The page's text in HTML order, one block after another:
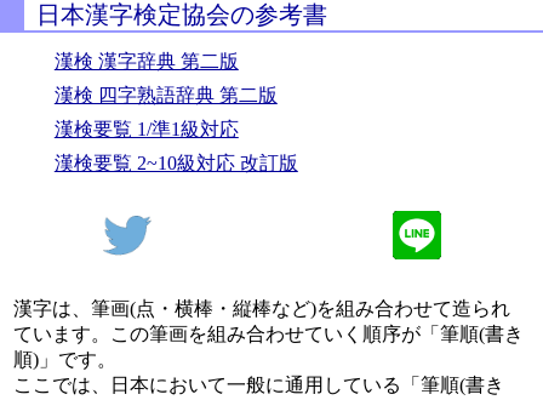
日本漢字検定協会の参考書
漢検 漢字辞典 第二版
漢検 四字熟語辞典 第二版
漢検要覧 1/準1級対応
漢検要覧 2~10級対応 改訂版
漢字は、筆画(点・横棒・縦棒など)を組み合わせて造られ
ています。この筆画を組み合わせていく順序が「筆順(書き
順)」です。
ここでは、日本において一般に通用している「筆順(書き